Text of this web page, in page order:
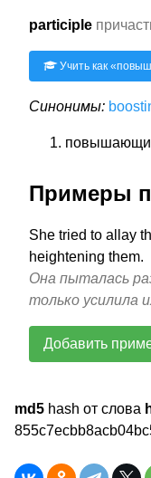
participle
Учить как «
Синонимы:
Примеры
She tried to allay
heightening them.
Она пыталась
только усилила
Добавить
md5 hash от слова